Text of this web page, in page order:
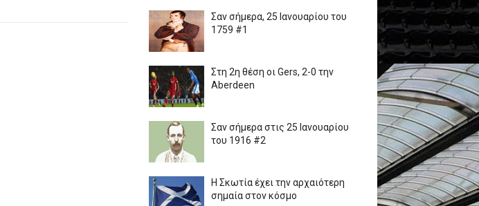
Σαν σήμερα, 25 Ιανουαρίου του
1759 #1
Στη 2η θέση οι Gers, 2-0 την
Aberdeen
Σαν σήμερα στις 25 Ιανουαρίου
του 1916 #2
Η Σκωτία έχει την αρχαιότερη
σημαία στον κόσμο